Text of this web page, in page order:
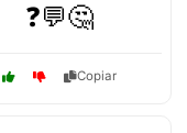
❓💬🤔
Copiar